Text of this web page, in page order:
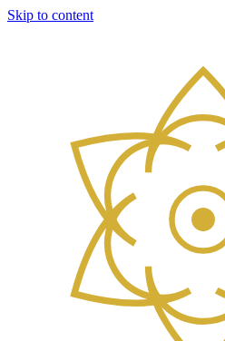
Skip to content